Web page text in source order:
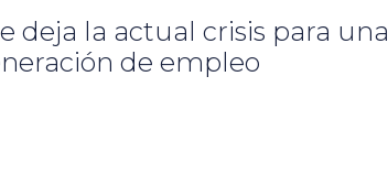
deja la actual crisis para una
de empleo